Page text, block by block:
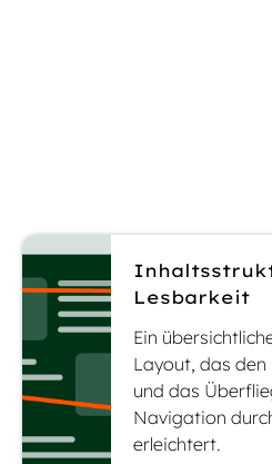
Lesbarkeit
Ein
Layout, das
und das
Navigation
erleichtert.